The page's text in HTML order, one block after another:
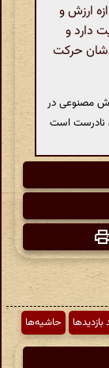
ارزش و
دارد و
حرکت
مصنوعی در
نادرست است
بازدیدها حاشیه‌ها